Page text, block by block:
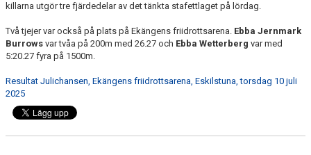
killarna utgör tre fjärdedelar av det tänkta stafettlaget på lördag.
Två tjejer var också på plats på Ekängens friidrottsarena. Ebba Jernmark
Burrows var tvåa på 200m med 26.27 och Ebba Wetterberg var med
5:20.27 fyra på 1500m.
Resultat Julichansen, Ekängens friidrottsarena, Eskilstuna, torsdag 10 juli
2025